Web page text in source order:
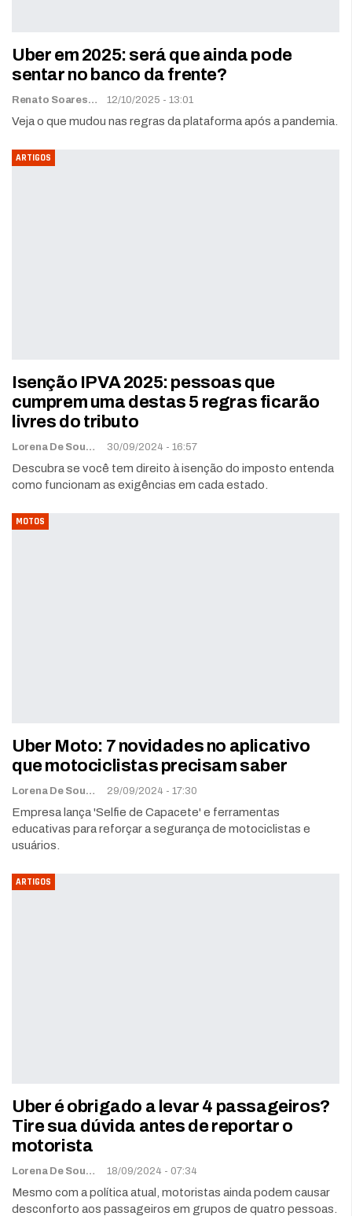
Uber em 2025: será que ainda pode
sentar no banco da frente?
Renato Soares 12/10/2025 - 13:01
Veja o que mudou nas regras da plataforma após a pandemia.
ARTIGOS
Isenção IPVA 2025: pessoas que
cumprem uma destas 5 regras ficarão
livres do tributo
Lorena De Sousa 30/09/2024 - 16:57
Descubra se você tem direito à isenção do imposto entenda
como funcionam as exigências em cada estado.
MOTOS
Uber Moto: 7 novidades no aplicativo
que motociclistas precisam saber
Lorena De Sousa 29/09/2024 - 17:30
Empresa lança 'Selfie de Capacete' e ferramentas
educativas para reforçar a segurança de motociclistas e
usuários.
ARTIGOS
Uber é obrigado a levar 4 passageiros?
Tire sua dúvida antes de reportar o
motorista
Lorena De Sousa 18/09/2024 - 07:34
Mesmo com a política atual, motoristas ainda podem causar
desconforto aos passageiros em grupos de quatro pessoas.